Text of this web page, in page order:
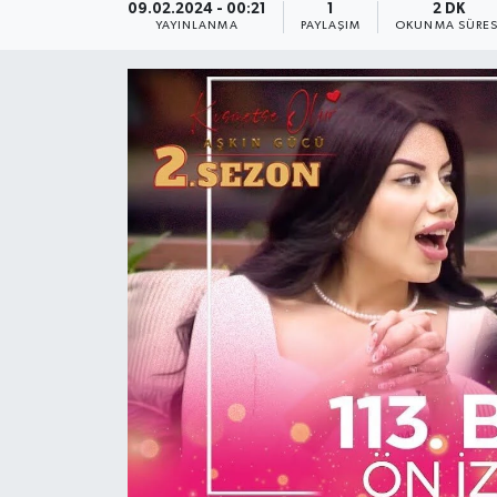
09.02.2024 - 00:21
YAYINLANMA PAYLAŞIM
2 DK
OKUNMA